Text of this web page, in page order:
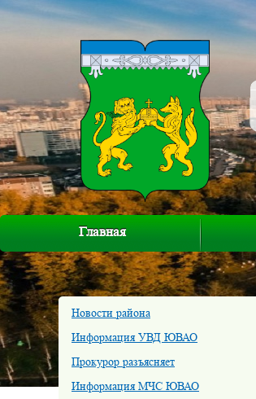
Главная
Новости района
Информация УВД ЮВАО
Прокурор разъясняет
Информация МЧС ЮВАО